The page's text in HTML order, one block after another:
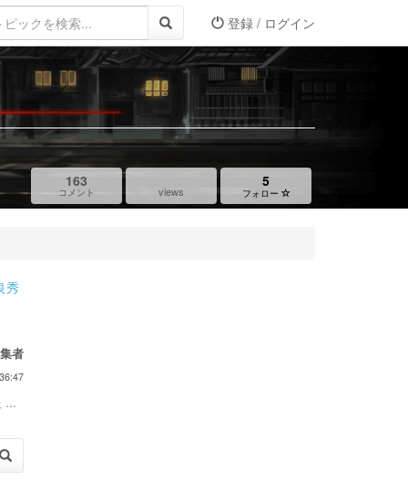
登録 / ログイン
163
コメント views
5
フォロー
秀
者
...